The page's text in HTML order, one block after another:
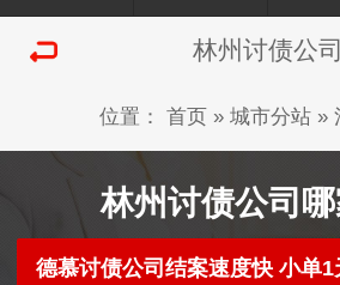
林州讨债公司
位置： 首页» 城市分站»
林州讨债公司哪
德慕讨债公司结案速度快 小单